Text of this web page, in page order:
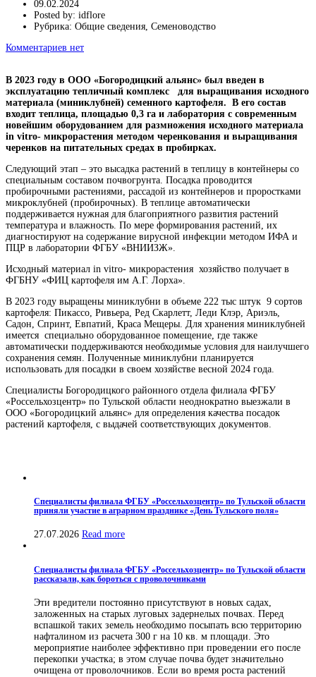
09.02.2024
Posted by: idflore
Рубрика: Общие сведения, Семеноводство
Комментариев нет
В 2023 году в ООО «Богородицкий альянс» был введен в
эксплуатацию тепличный комплекс для выращивания исходного
материала (миниклубней) семенного картофеля. В его состав
входит теплица, площадью 0,3 га и лаборатория с современным
новейшим оборудованием для размножения исходного материала
in vitro- микрорастения методом черенкования и выращивания
черенков на питательных средах в пробирках.
Следующий этап – это высадка растений в теплицу в контейнеры со
специальным составом почвогрунта. Посадка проводится
пробирочными растениями, рассадой из контейнеров и проростками
микроклубней (пробирочных). В теплице автоматически
поддерживается нужная для благоприятного развития растений
температура и влажность. По мере формирования растений, их
диагностируют на содержание вирусной инфекции методом ИФА и
ПЦР в лаборатории ФГБУ «ВНИИЗЖ».
Исходный материал in vitro- микрорастения хозяйство получает в
ФГБНУ «ФИЦ картофеля им А.Г. Лорха».
В 2023 году выращены миниклубни в объеме 222 тыс штук 9 сортов
картофеля: Пикассо, Ривьера, Ред Скарлетт, Леди Клэр, Ариэль,
Садон, Спринт, Евпатий, Краса Мещеры. Для хранения миниклубней
имеется специально оборудованное помещение, где также
автоматически поддерживаются необходимые условия для наилучшего
сохранения семян. Полученные миниклубни планируется
использовать для посадки в своем хозяйстве весной 2024 года.
Специалисты Богородицкого районного отдела филиала ФГБУ
«Россельхозцентр» по Тульской области неоднократно выезжали в
ООО «Богородицкий альянс» для определения качества посадок
растений картофеля, с выдачей соответствующих документов.
Специалисты филиала ФГБУ «Россельхозцентр» по Тульской области
приняли участие в аграрном празднике «День Тульского поля»
27.07.2026 Read more
Специалисты филиала ФГБУ «Россельхозцентр» по Тульской области
рассказали, как бороться с проволочниками
Эти вредители постоянно присутствуют в новых садах,
заложенных на старых луговых задернелых почвах. Перед
вспашкой таких земель необходимо посыпать всю территорию
нафталином из расчета 300 г на 10 кв. м площади. Это
мероприятие наиболее эффективно при проведении его после
перекопки участка; в этом случае почва будет значительно
очищена от проволочников. Если во время роста растений